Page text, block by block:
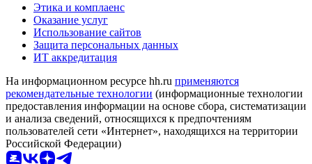
Этика и комплаенс
Оказание услуг
Использование сайтов
Защита персональных данных
ИТ аккредитация
На информационном ресурсе hh.ru применяются
рекомендательные технологии (информационные технологии
предоставления информации на основе сбора, систематизации
и анализа сведений, относящихся к предпочтениям
пользователей сети «Интернет», находящихся на территории
Российской Федерации)